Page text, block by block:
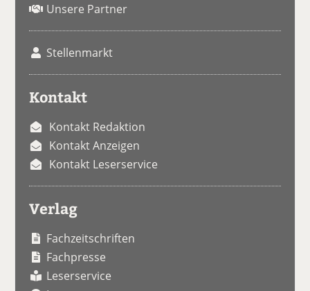
Unsere Partner
Stellenmarkt
Kontakt
Kontakt Redaktion
Kontakt Anzeigen
Kontakt Leserservice
Verlag
Fachzeitschriften
Fachpresse
Leserservice